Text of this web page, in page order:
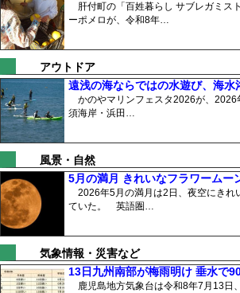
肝付町の「百姓暮らし サブレガミス
ーポメロが、令和8年…
アウトドア
遠浅の海ならではの水遊び、海
かのやマリンフェスタ2026が、2026
須海岸・浜田…
風景・自然
5月の満月 きれいなフラワーム
2026年5月の満月は2日、夜空にきれ
ていた。 英語圏…
気象情報・災害など
13日九州南部が梅雨明け 垂水で
鹿児島地方気象台は令和8年7月13日